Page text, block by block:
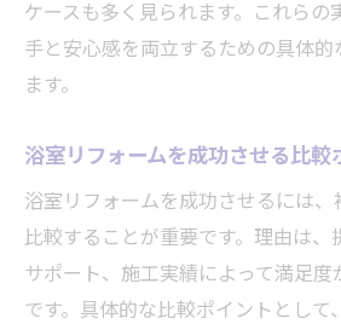
ケースも多く見られます。これらの
手と安心感を両立するための具体的
ます。
浴室リフォームを成功させる比較
浴室リフォームを成功させるには、
比較することが重要です。理由は、
サポート、施工実績によって満足度
です。具体的な比較ポイントとして